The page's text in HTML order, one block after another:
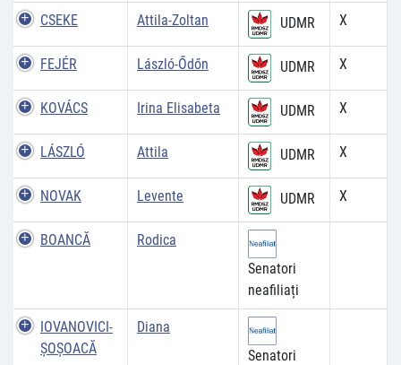
CSEKE Attila-Zoltan UDMR X
FEJÉR László-Ődőn UDMR X
KOVÁCS Irina Elisabeta UDMR X
LÁSZLÓ Attila UDMR X
NOVAK Levente UDMR X
BOANCĂ
Rodica
Senatori
neafiliați
IOVANOVICI-
ŞOŞOACĂ
Diana
Senatori